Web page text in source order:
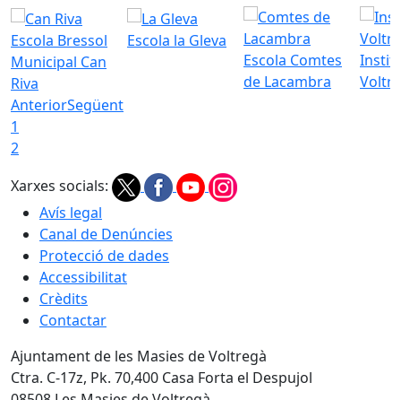
Escola Bressol
Municipal Can
Riva
Escola la Gleva
Escola Comtes
de Lacambra
AnteriorSegüent
1
2
Xarxes socials:
Avís legal
Canal de Denúncies
Protecció de dades
Accessibilitat
Crèdits
Contactar
Ajuntament de les Masies de Voltregà
Ctra. C-17z, Pk. 70,400 Casa Forta el Despujol